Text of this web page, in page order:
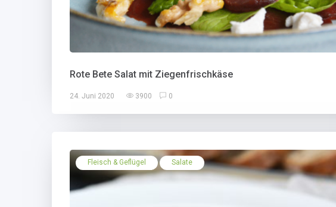
Rote Bete Salat mit Ziegenfrischkäse
24. Juni 2020 3900 0
Fleisch & Geflügel Salate